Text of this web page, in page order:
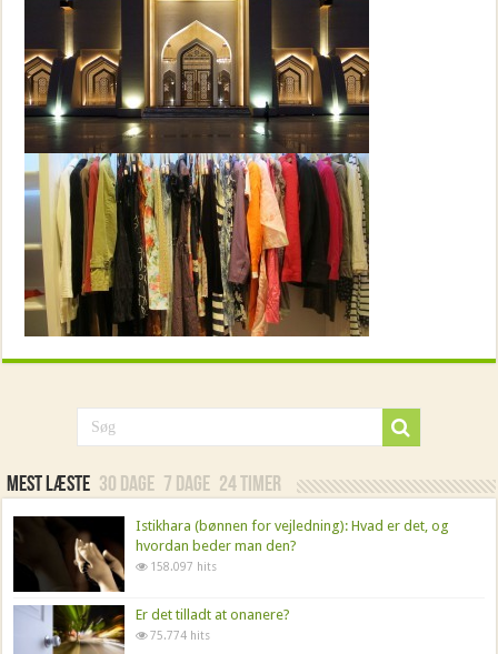
Mest læste 30 dage 7 dage 24 timer
Istikhara (bønnen for vejledning): Hvad er det, og
hvordan beder man den?
158.097 hits
Er det tilladt at onanere?
75.774 hits